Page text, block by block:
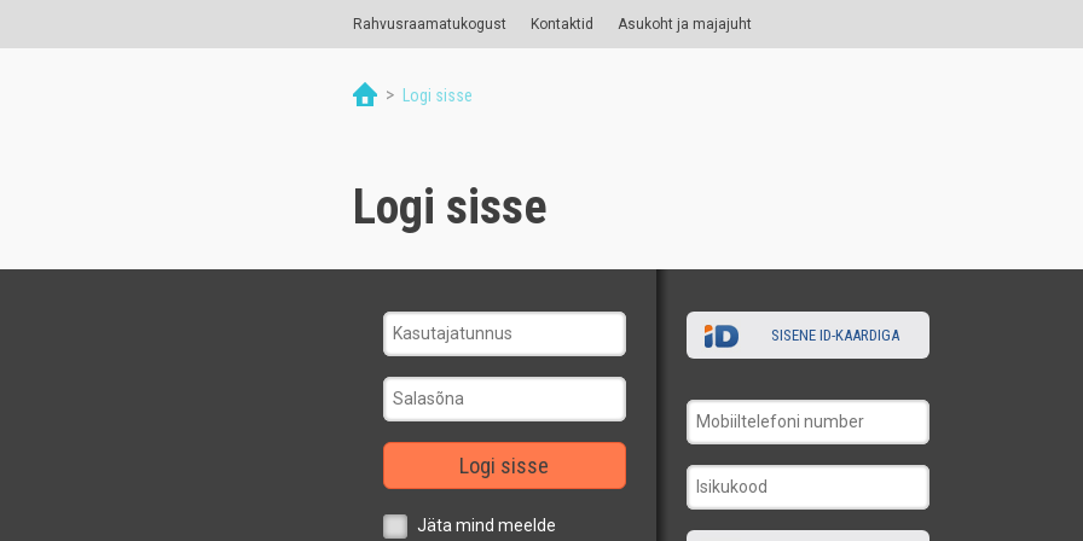
Rahvusraamatukogust Kontaktid Asukoht ja majajuht
> Logi sisse
Logi sisse
Logi sisse
Jäta mind meelde
SISENE ID-KAARDIGA